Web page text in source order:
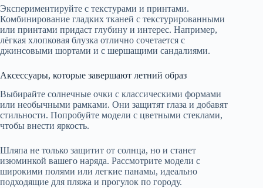
Экспериментируйте с текстурами и принтами.
Комбинирование гладких тканей с текстурированными
или принтами придаст глубину и интерес. Например,
лёгкая хлопковая блузка отлично сочетается с
джинсовыми шортами и с шершащими сандалиями.
Аксессуары, которые завершают летний образ
Выбирайте солнечные очки с классическими формами
или необычными рамками. Они защитят глаза и добавят
стильности. Попробуйте модели с цветными стеклами,
чтобы внести яркость.
Шляпа не только защитит от солнца, но и станет
изюминкой вашего наряда. Рассмотрите модели с
широкими полями или легкие панамы, идеально
подходящие для пляжа и прогулок по городу.